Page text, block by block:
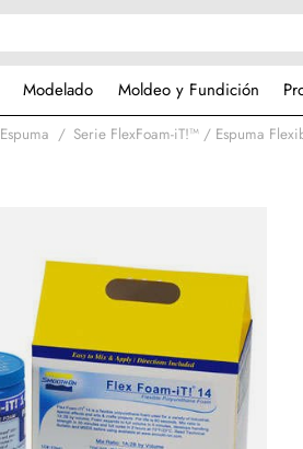
Modelado Moldeo y Fundición
Espuma Serie FlexFoam-iT!™ / Espuma